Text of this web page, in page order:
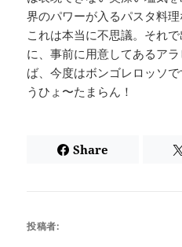
界のパワーが入るパスタ料理
これは本当に不思議。それ
に、事前に用意してあるア
ば、今度はボンゴレロッソで
うひょ〜たまらん！
Share
投稿者: